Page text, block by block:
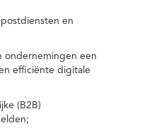
en
ondernemingen een
efficiënte digitale
(B2B)